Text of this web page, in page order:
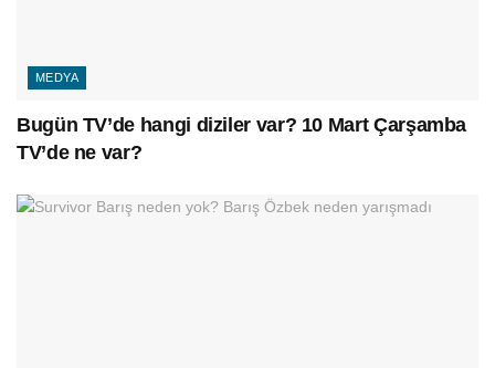
MEDYA
Bugün TV’de hangi diziler var? 10 Mart Çarşamba
TV’de ne var?